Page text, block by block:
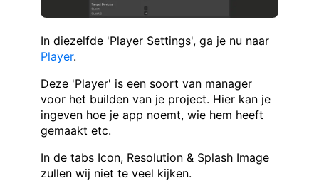
In diezelfde 'Player Settings', ga je nu naar
Player.
Deze 'Player' is een soort van manager
voor het builden van je project. Hier kan je
ingeven hoe je app noemt, wie hem heeft
gemaakt etc.
In de tabs Icon, Resolution & Splash Image
zullen wij niet te veel kijken.